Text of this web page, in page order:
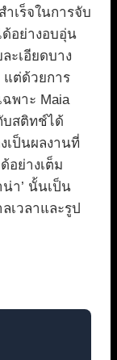
เร็จในการจับ
ด้อย่างอบอุ่น
ะเอียดบาง
แต่ด้วยการ
พาะ Maia
บสติทช์ได้
เป็นผลงานที่
อย่างเต็ม
า’ นั้นเป็น
เวลาและรูป